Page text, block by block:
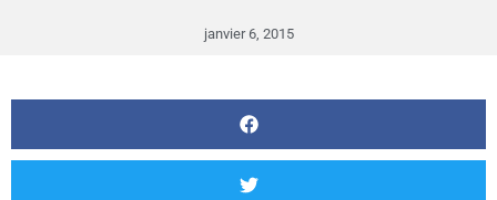
janvier 6, 2015